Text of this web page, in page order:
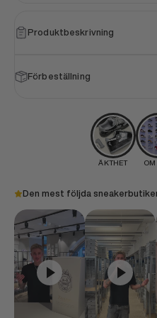
Produktbeskrivning
Förbeställning
ÄKTHET OM
Den mest följda